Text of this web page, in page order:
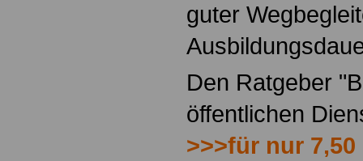
guter
Den Ratgeber
öffentlichen
>>>für nur